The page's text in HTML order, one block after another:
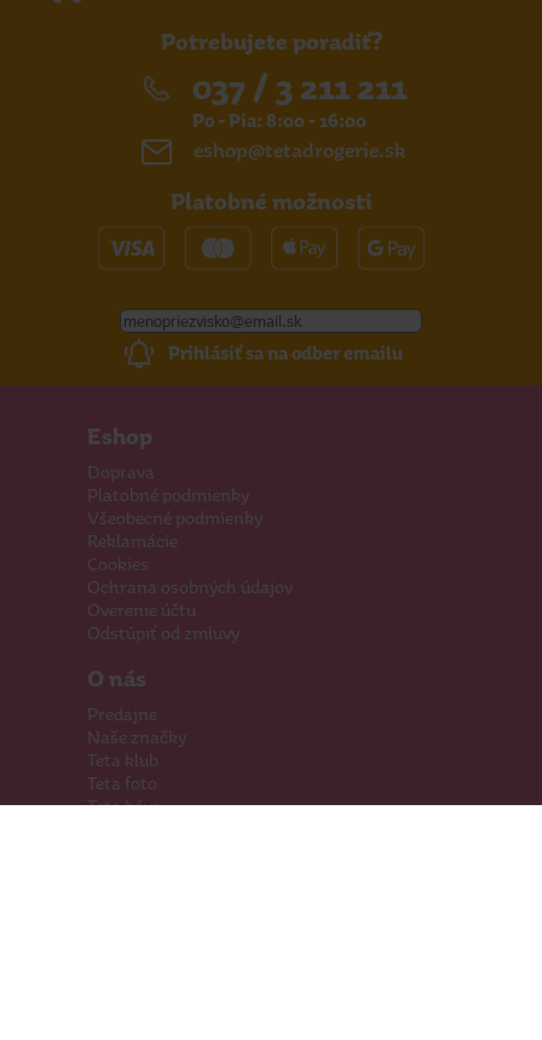
Potrebujete poradiť?
037 / 3 211 211
Po - Pia: 8:00 - 16:00
eshop@tetadrogerie.sk
Platobné možnosti
Prihlásiť sa na odber emailu
Eshop
Doprava
Platobné podmienky
Všeobecné podmienky
Reklamácie
Cookies
Ochrana osobných údajov
Overenie účtu
Odstúpiť od zmluvy
O nás
Predajne
Naše značky
Teta klub
Teta foto
Teta káva